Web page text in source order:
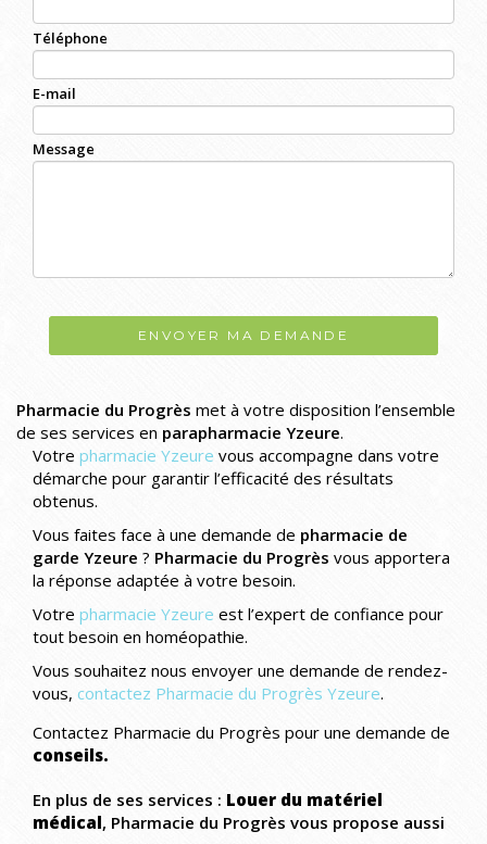
Téléphone
E-mail
Message
ENVOYER MA DEMANDE
Pharmacie du Progrès met à votre disposition l’ensemble
de ses services en parapharmacie Yzeure.
Votre pharmacie Yzeure vous accompagne dans votre
démarche pour garantir l’efficacité des résultats
obtenus.
Vous faites face à une demande de pharmacie de
garde Yzeure ? Pharmacie du Progrès vous apportera
la réponse adaptée à votre besoin.
Votre pharmacie Yzeure est l’expert de confiance pour
tout besoin en homéopathie.
Vous souhaitez nous envoyer une demande de rendez-
vous, contactez Pharmacie du Progrès Yzeure.
Contactez Pharmacie du Progrès pour une demande de
conseils.
En plus de ses services : Louer du matériel
médical, Pharmacie du Progrès vous propose aussi